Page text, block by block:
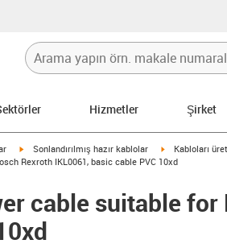
Hizmetler Şirket
igus-icon-arrow-right
Sonlandırılmış hazır kablolar igus-icon-
Kabloları
Rexroth IKL0061, basic cable PVC 10xd
cable suitable for